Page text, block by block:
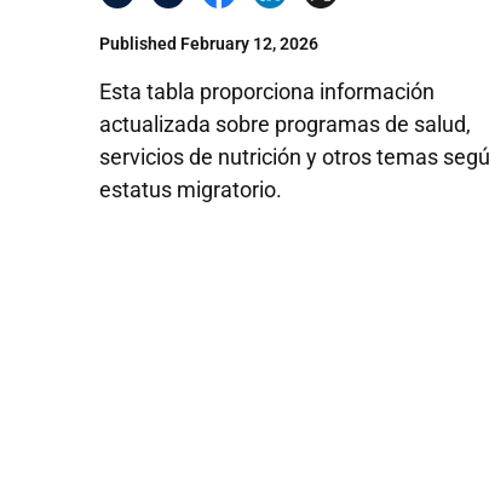
Published February 12, 2026
Esta tabla proporciona información
actualizada sobre programas de salud,
servicios de nutrición y otros temas
estatus migratorio.